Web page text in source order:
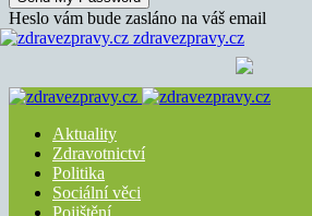
Heslo vám bude zasláno na váš email
zdravezpravy.cz
Aktuality
Zdravotnictví
Politika
Sociální věci
Pojištění